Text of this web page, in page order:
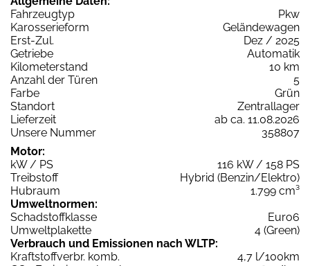
Fahrzeugtyp
Pkw
Karosserieform
Geländewagen
Erst-Zul.
Dez / 2025
Getriebe
Automatik
Kilometerstand
10 km
Anzahl der Türen
5
Farbe
Grün
Standort
Zentrallager
Lieferzeit
ab ca. 11.08.2026
Unsere Nummer
358807
Motor:
kW / PS
116 kW / 158 PS
Treibstoff
Hybrid (Benzin/Elektro)
Hubraum
1.799 cm³
Umweltnormen:
Schadstoffklasse
Euro6
Umweltplakette
4 (Green)
Verbrauch und Emissionen nach WLTP:
Kraftstoffverbr. komb.
4,7 l/100km